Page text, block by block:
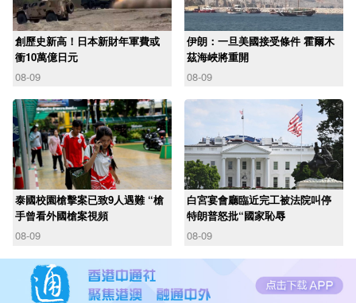
創歷史新高！日本新財年軍費或
衝10萬億日元
08-09
伊朗：一旦美國接受條件 霍爾木
茲海峽將重開
08-09
泰國校園槍擊案已致9人遇難 “槍
手曾看外國槍案視頻
08-09
白宮宴會廳臨近完工被法院叫停
特朗普怒批“國家恥辱
08-09